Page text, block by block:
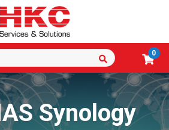
0
Synology